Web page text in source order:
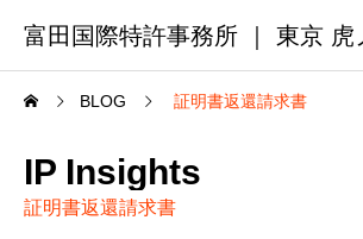
富田国際特許事務所 ｜ 東京 虎
BLOG 証明書返還請求書
IP Insights
証明書返還請求書